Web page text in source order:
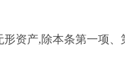
资产,除本条第一项、